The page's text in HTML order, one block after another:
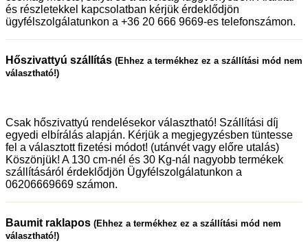
és részletekkel kapcsolatban kérjük érdeklődjön
ügyfélszolgálatunkon a +36 20 666 9669-es telefonszámon.
Hőszivattyú szállítás (Ehhez a termékhez ez a szállítási mód nem
választható!)
Csak hőszivattyú rendelésekor választható! Szállítási díj
egyedi elbírálás alapján. Kérjük a megjegyzésben tüntesse
fel a választott fizetési módot! (utánvét vagy előre utalás)
Köszönjük! A 130 cm-nél és 30 Kg-nál nagyobb termékek
szállításáról érdeklődjön Ügyfélszolgálatunkon a
06206669669 számon.
Baumit raklapos (Ehhez a termékhez ez a szállítási mód nem
választható!)